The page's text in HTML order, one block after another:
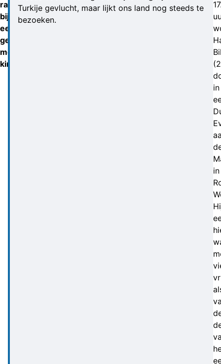
raken
bijna
een
gezin
met
kinderen.
Turkije gevlucht, maar lijkt ons land nog steeds te
bezoeken.
in
in